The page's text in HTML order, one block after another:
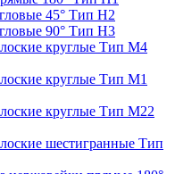
45° Тип H2
90° Тип H3
круглые Тип M4
круглые Тип M1
круглые Тип M22
шестигранные Тип